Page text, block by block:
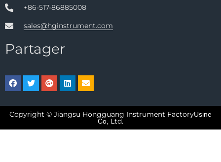
+86-517-86885008
sales@hginstrument.com
Partager
Copyright © Jiangsu Hongguang Instrument FactoryUsine
Co, Ltd.